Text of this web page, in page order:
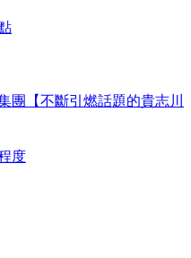
團【不斷引燃話題的貴志川
度